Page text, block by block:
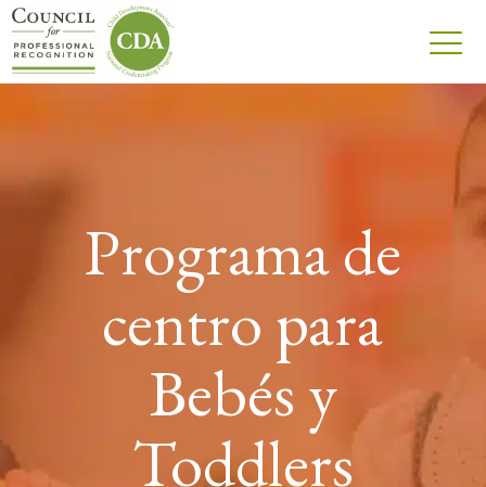
Programa de
centro para
Bebés y
Toddlers